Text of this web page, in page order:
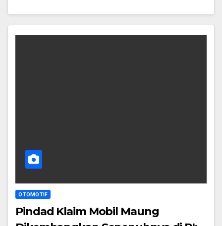
OTOMOTIF
Pindad Klaim Mobil Maung